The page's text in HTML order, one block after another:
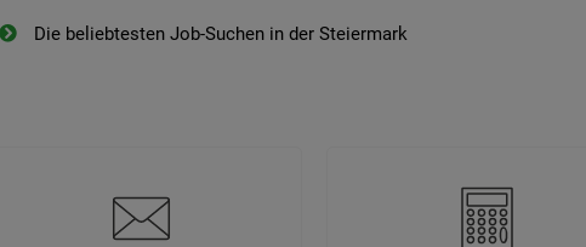
Die beliebtesten Job-Suchen in der Steiermark